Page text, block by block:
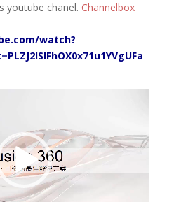
youtube chanel. Channelbox
watch?